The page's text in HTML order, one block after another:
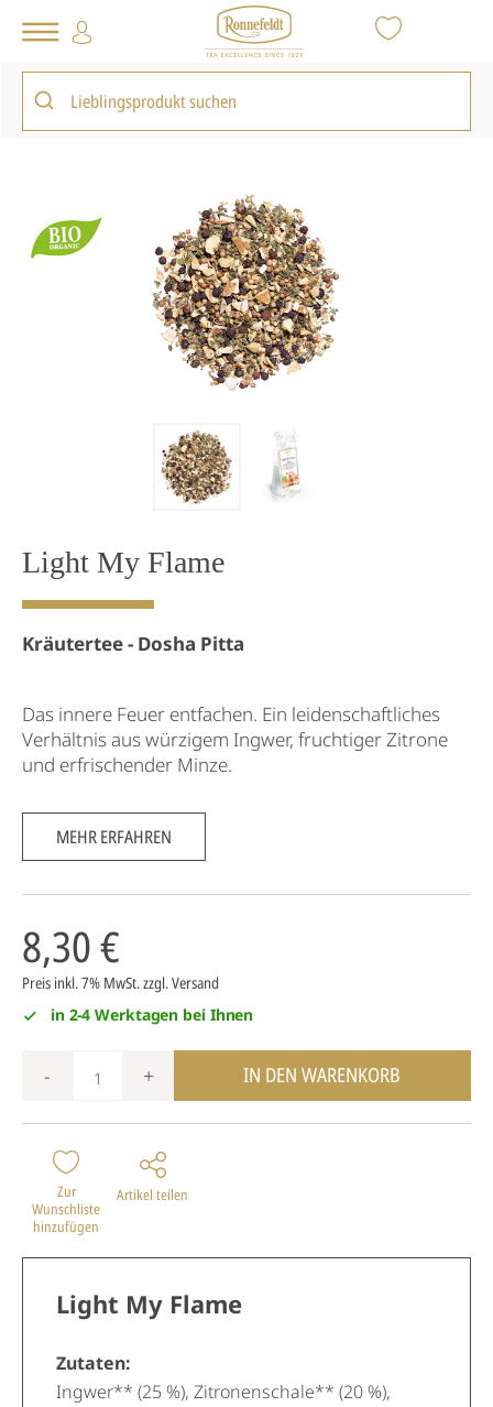
Tee Shop Loser Tee Wellness Tee
zurück zur Artikelübersicht
Light My Flame
Kräutertee - Dosha Pitta
Das innere Feuer entfachen. Ein leidenschaftliches
Verhältnis aus würzigem Ingwer, fruchtiger Zitrone
und erfrischender Minze.
MEHR ERFAHREN
8,30 €
Preis inkl. 7% MwSt.zzgl. Versand
in 2-4 Werktagen bei Ihnen
+
- IN DEN WARENKORB
Zur
Wunschliste
hinzufügen
Artikel teilen
Light My Flame
Zutaten:
Ingwer** (25 %), Zitronenschale** (20 %),